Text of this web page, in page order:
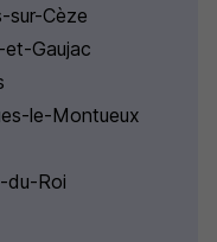
sur-Cèze
Gaujac
le-Montueux
du-Roi